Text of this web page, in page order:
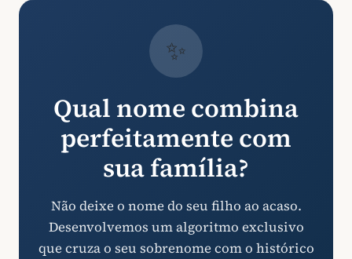
✨
Qual nome combina
perfeitamente com
sua família?
Não deixe o nome do seu filho ao acaso.
Desenvolvemos um algoritmo exclusivo
que cruza o seu sobrenome com o histórico